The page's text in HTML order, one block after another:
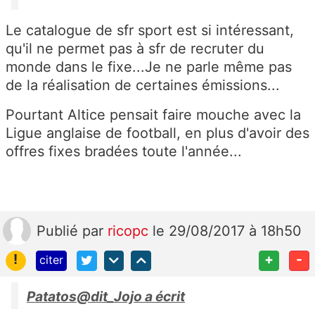
Le catalogue de sfr sport est si intéressant,
qu'il ne permet pas à sfr de recruter du
monde dans le fixe...Je ne parle même pas
de la réalisation de certaines émissions...
Pourtant Altice pensait faire mouche avec la
Ligue anglaise de football, en plus d'avoir des
offres fixes bradées toute l'année...
Publié par ricopc le 29/08/2017 à 18h50
!
citer + -
Patatos@dit_Jojo a écrit